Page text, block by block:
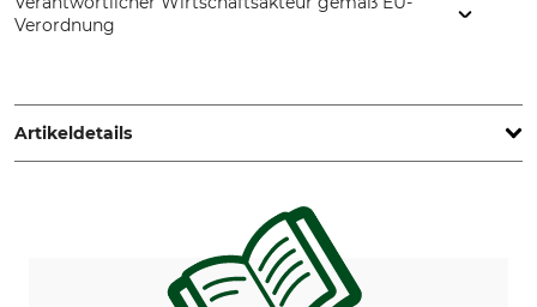
Verordnung
Germany, www.carl-walther.de
Artikeldetails
Walnussholz
Klingenlänge
10,2 cm